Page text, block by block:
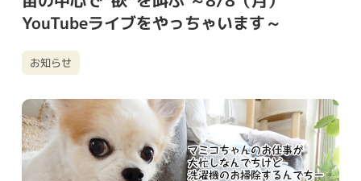
YouTubeライブをやっちゃいます～
お知らせ